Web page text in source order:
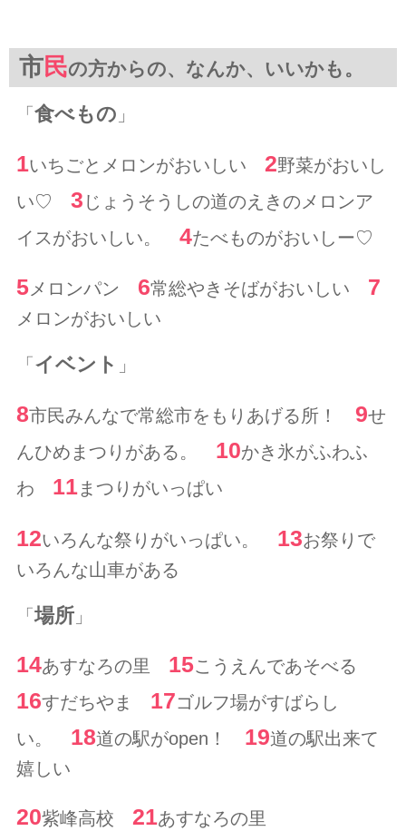
市民の方からの、なんか、いいかも。
「 食べもの 」
1いちごとメロンがおいしい 2野菜がおいし
い♡ 3 じょうそうしの道のえきのメロンア
イスがおいしい。 4たべものがおいしー♡
5メロンパン 6常総やきそばがおいしい 7
メロンがおいしい
「 イベント 」
8市民みんなで常総市をもりあげる所！ 9せ
んひめまつりがある。 10かき氷がふわふ
わ 11まつりがいっぱい
12いろんな祭りがいっぱい。 13お祭りで
いろんな山車がある
「場所」
14あすなろの里 15こうえんであそべる
16すだちやま 17ゴルフ場がすばらし
い。 18道の駅がopen！ 19道の駅出来て
嬉しい
20紫峰高校 21あすなろの里